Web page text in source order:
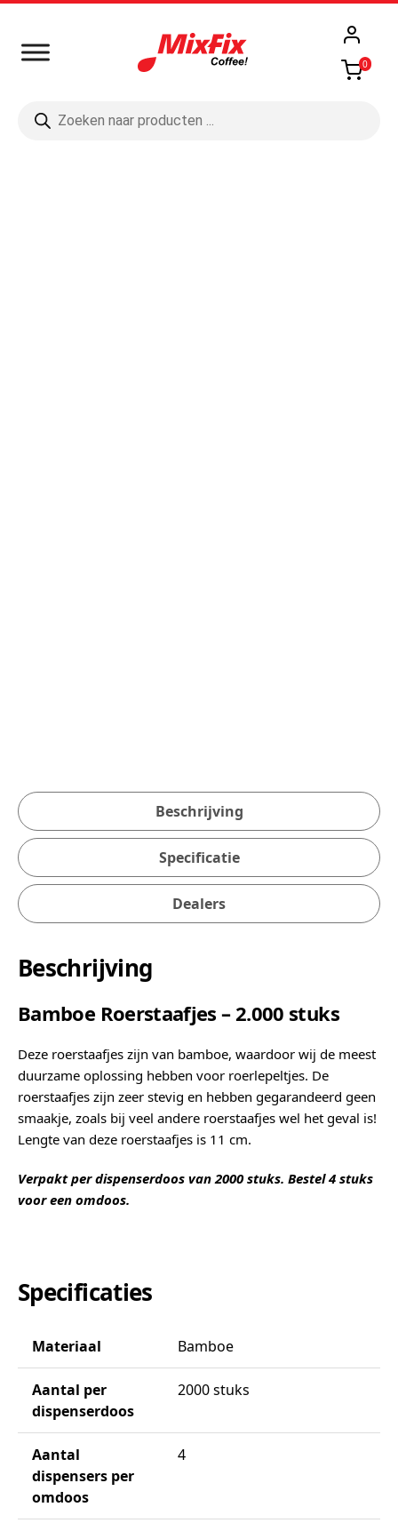
0
zoeken
Beschrijving
Specificatie
Dealers
Beschrijving
Bamboe Roerstaafjes – 2.000 stuks
Deze roerstaafjes zijn van bamboe, waardoor wij de meest
duurzame oplossing hebben voor roerlepeltjes. De
roerstaafjes zijn zeer stevig en hebben gegarandeerd geen
smaakje, zoals bij veel andere roerstaafjes wel het geval is!
Lengte van deze roerstaafjes is 11 cm.
Verpakt per dispenserdoos van 2000 stuks. Bestel 4 stuks
voor een omdoos.
Specificaties
Materiaal Bamboe
Aantal per
dispenserdoos
2000 stuks
Aantal
dispensers per
omdoos
4